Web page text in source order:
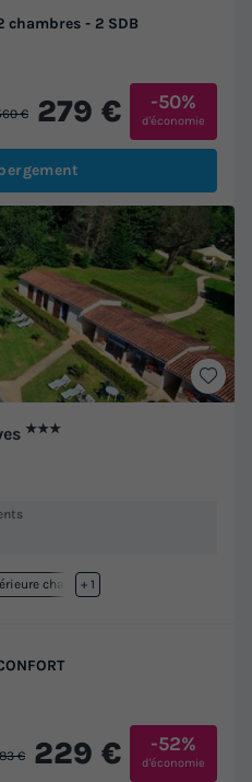
chambres - 2 SDB
€ 279 € -50%
d'économie
★★★
chauffée
+ 1
€ 229 € -52%
d'économie